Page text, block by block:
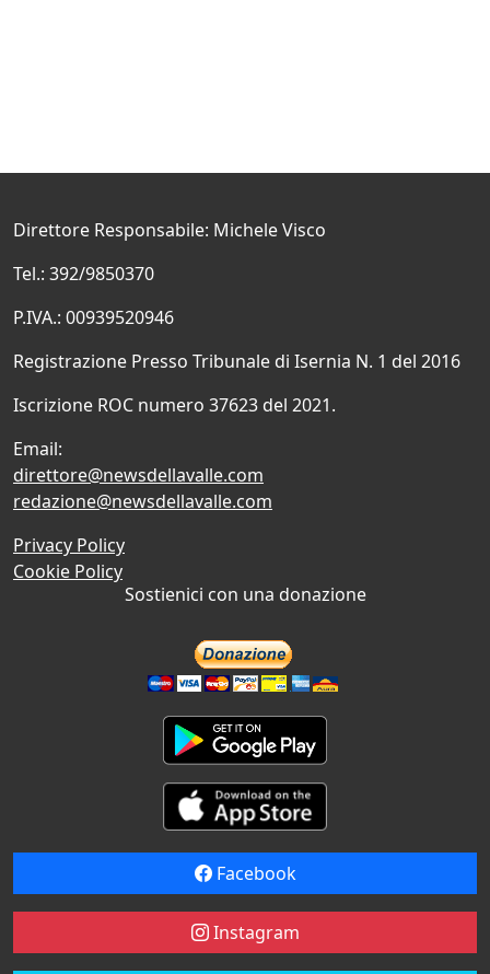
Direttore Responsabile: Michele Visco
Tel.: 392/9850370
P.IVA.: 00939520946
Registrazione Presso Tribunale di Isernia N. 1 del 2016
Iscrizione ROC numero 37623 del 2021.
Email:
direttore@newsdellavalle.com
redazione@newsdellavalle.com
Privacy Policy
Cookie Policy
Sostienici con una donazione
Facebook
Instagram